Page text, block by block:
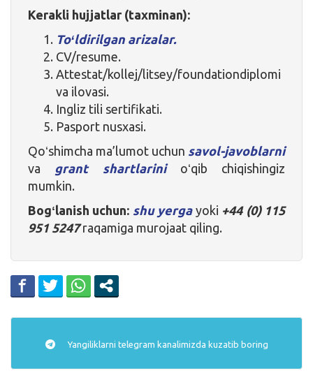
Kerakli hujjatlar (taxminan):
Toʻldirilgan arizalar.
CV/resume.
Attestat/kollej/litsey/foundationdiplomi
va ilovasi.
Ingliz tili sertifikati.
Pasport nusxasi.
Qoʻshimcha ma’lumot uchun savol-javoblarni
va grant shartlarinioʻqib chiqishingiz
mumkin.
Bogʻlanish uchun: shu yergayoki +44 (0) 115
951 5247raqamiga murojaat qiling.
Yangiliklarni telegram kanalimizda kuzatib boring